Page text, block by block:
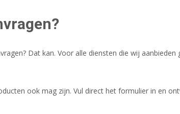
Dat kan. Voor alle diensten die wij aanbieden
ook mag zijn. Vul direct het formulier in en